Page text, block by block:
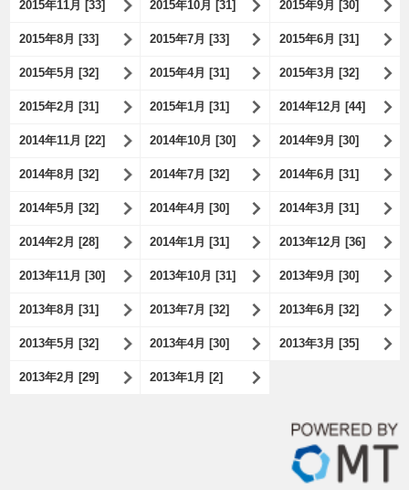
2015年11月 [33] 2015年10月 [31] 2015年9月 [30]
2015年8月 [33] 2015年7月 [33] 2015年6月 [31]
2015年5月 [32] 2015年4月 [31] 2015年3月 [32]
2015年2月 [31] 2015年1月 [31] 2014年12月 [44]
2014年11月 [22] 2014年10月 [30] 2014年9月 [30]
2014年8月 [32] 2014年7月 [32] 2014年6月 [31]
2014年5月 [32] 2014年4月 [30] 2014年3月 [31]
2014年2月 [28] 2014年1月 [31] 2013年12月 [36]
2013年11月 [30] 2013年10月 [31] 2013年9月 [30]
2013年8月 [31] 2013年7月 [32] 2013年6月 [32]
2013年5月 [32] 2013年4月 [30] 2013年3月 [35]
2013年2月 [29] 2013年1月 [2]